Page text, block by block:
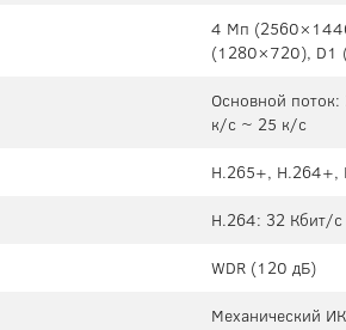
4 Мп
(1280×720), D1
Основной
к/c ~ 25 к/с
H.265+, H.264+,
H.264: 32 Кбит/
WDR (120 дБ)
Механический